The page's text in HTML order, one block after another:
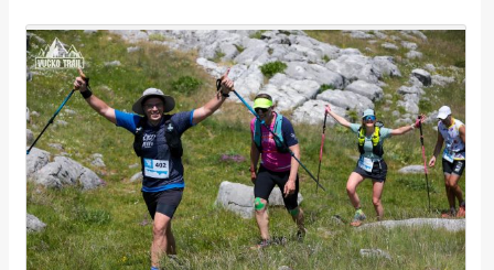
Aktivizam
Aktuelnosti
Promo
About
Urban
Magazin